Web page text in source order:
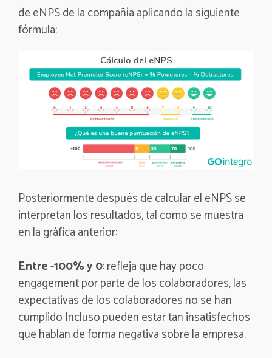
de eNPS de la compañía aplicando la siguiente
fórmula:
Posteriormente después de calcular el eNPS se
interpretan los resultados, tal como se muestra
en la gráfica anterior:
Entre -100% y 0: refleja que hay poco
engagement por parte de los colaboradores, las
expectativas de los colaboradores no se han
cumplido Incluso pueden estar tan insatisfechos
que hablan de forma negativa sobre la empresa.